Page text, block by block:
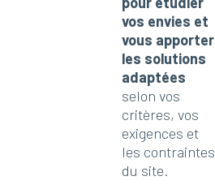
vos envies et
vous apporter
les solutions
adaptées
selon vos
critères, vos
exigences et
les contraintes
du site.